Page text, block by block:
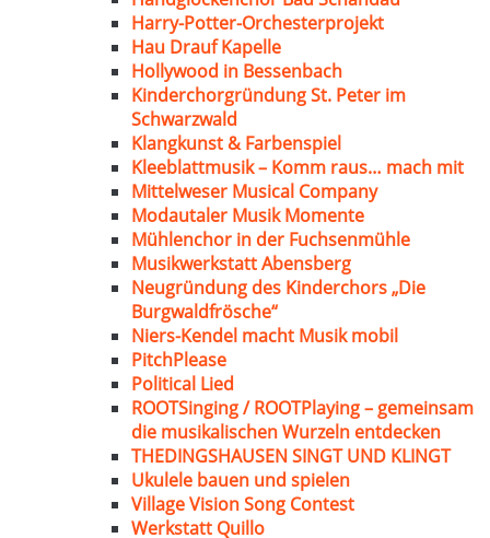
Harry-Potter-Orchesterprojekt
Hau Drauf Kapelle
Hollywood in Bessenbach
Kinderchorgründung St. Peter im
Schwarzwald
Klangkunst & Farbenspiel
Kleeblattmusik – Komm raus… mach mit
Mittelweser Musical Company
Modautaler Musik Momente
Mühlenchor in der Fuchsenmühle
Musikwerkstatt Abensberg
Neugründung des Kinderchors „Die
Burgwaldfrösche“
Niers-Kendel macht Musik mobil
PitchPlease
Political Lied
ROOTSinging / ROOTPlaying – gemeinsam
die musikalischen Wurzeln entdecken
THEDINGSHAUSEN SINGT UND KLINGT
Ukulele bauen und spielen
Village Vision Song Contest
Werkstatt Quillo